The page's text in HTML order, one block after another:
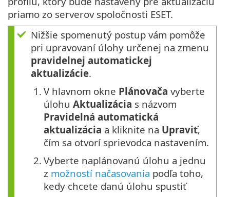
priamo zo serverov spoločnosti ESET.
Nižšie spomenutý postup vám pomôže
pri upravovaní úlohy určenej na zmenu
pravidelnej automatickej
aktualizácie.
1. V hlavnom okne Plánovača vyberte
úlohu Aktualizácia s názvom
Pravidelná automatická
aktualizácia a kliknite na Upraviť,
čím sa otvorí sprievodca nastavením.
2. Vyberte naplánovanú úlohu a jednu
z možností načasovania podľa toho,
kedy chcete danú úlohu spustiť